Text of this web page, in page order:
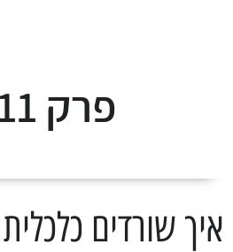
פרק #111
איך שורדים